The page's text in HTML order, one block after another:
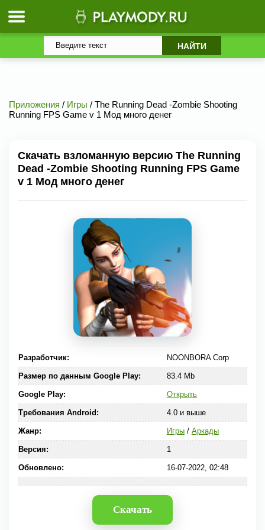
Приложения / Игры / The Running Dead -Zombie Shooting
Running FPS Game v 1 Мод много денег
Скачать взломанную версию The Running
Dead -Zombie Shooting Running FPS Game
v 1 Мод много денег
Разработчик: NOONBORA Corp
Размер по данным Google Play: 83.4 Mb
Google Play: Открыть
Требования Android: 4.0 и выше
Жанр: Игры/ Аркады
Версия: 1
Обновлено: 16-07-2022, 02:48
Скачать